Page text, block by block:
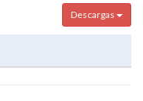
Descargas